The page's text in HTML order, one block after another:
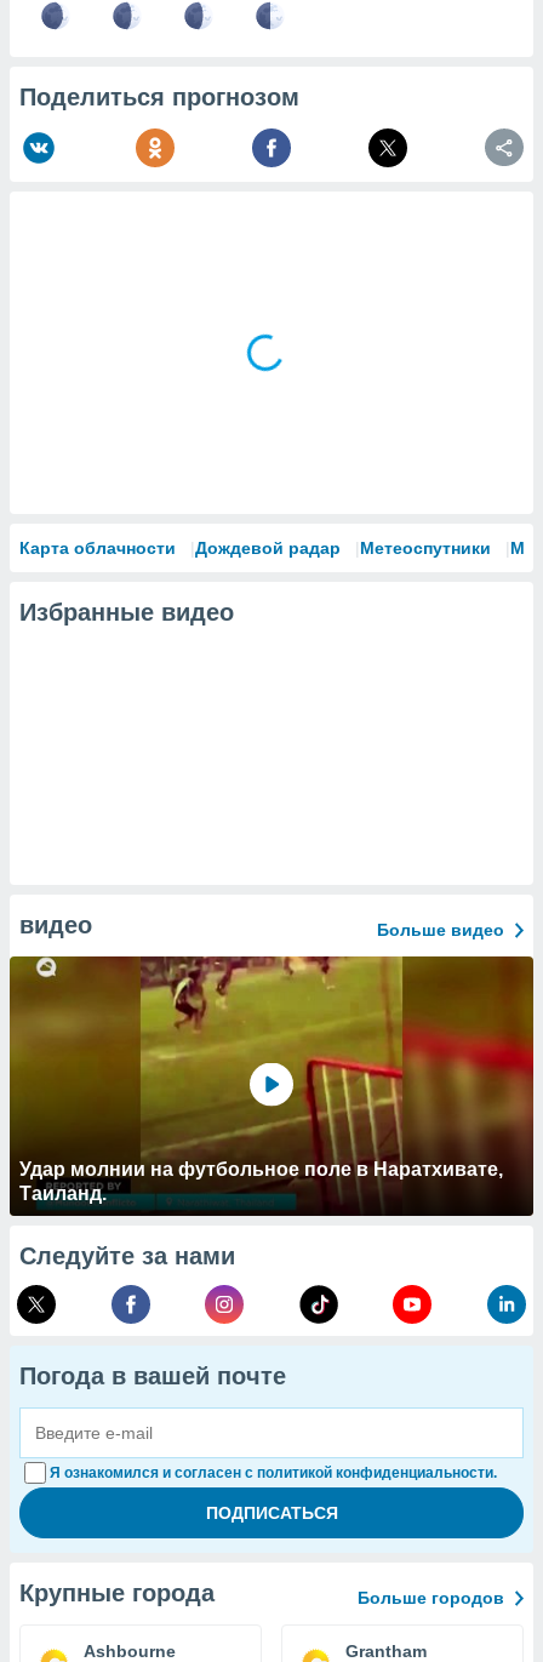
Поделиться прогнозом
Карта облачности Дождевой радар Метеоспутники
Избранные видео
видео Больше видео
Удар молнии на футбольное поле в Наратхивате,
Таиланд.
Следуйте за нами
Погода в вашей почте
Я ознакомился и согласен с политикой конфиденциальности.
Крупные города Больше городов
Ashbourne Grantham